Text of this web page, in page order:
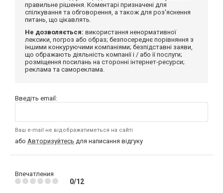
правильне рішення. Коментарі призначені для
спілкування та обговорення, а також для роз'яснення
питань, що цікавлять.
Не дозволяється: використання ненормативної
лексики, погроз або образ; безпосереднє порівняння з
іншими конкуруючими компаніями; безпідставні заяви,
що ображають діяльність компанії і / або її послуги;
розміщення посилань на сторонні інтернет-ресурси;
реклама та самореклама.
Введіть email:
Ваш e-mail не відображатиметься на сайті
або Авторизуйтесь для написання відгуку
Впечатления
0/12